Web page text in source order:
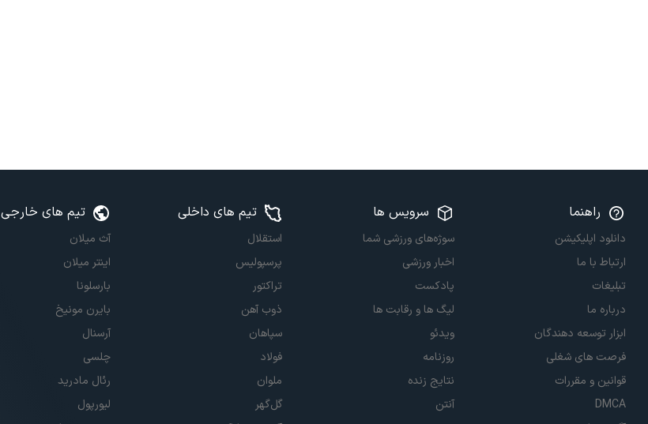
راهنما
دانلود اپلیکیشن
ارتباط با ما
تبلیغات
درباره ما
ابزار توسعه دهندگان
فرصت های شغلی
قوانین و مقررات
DMCA
سرویس ها
سوژه‌های ورزشی شما
اخبار ورزشی
پادکست
لیگ ها و رقابت ها
ویدئو
روزنامه
نتایج زنده
آنتن
تیم های داخلی
استقلال
پرسپولیس
تراکتور
ذوب آهن
سپاهان
فولاد
ملوان
گل‌گهر
تیم های خارجی
آث میلان
اینتر میلان
بارسلونا
بایرن مونیخ
آرسنال
چلسی
رئال مادرید
لیورپول